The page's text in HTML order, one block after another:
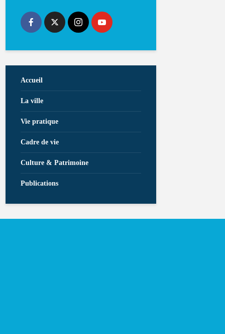
Accueil
La ville
Vie pratique
Cadre de vie
Culture & Patrimoine
Publications